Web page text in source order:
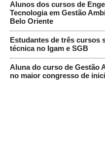
Alunos dos cursos de
Tecnologia em Gestão
Belo Oriente
Estudantes de três cursos
técnica no Igam e SGB
Aluna do curso de Gestão
no maior congresso de